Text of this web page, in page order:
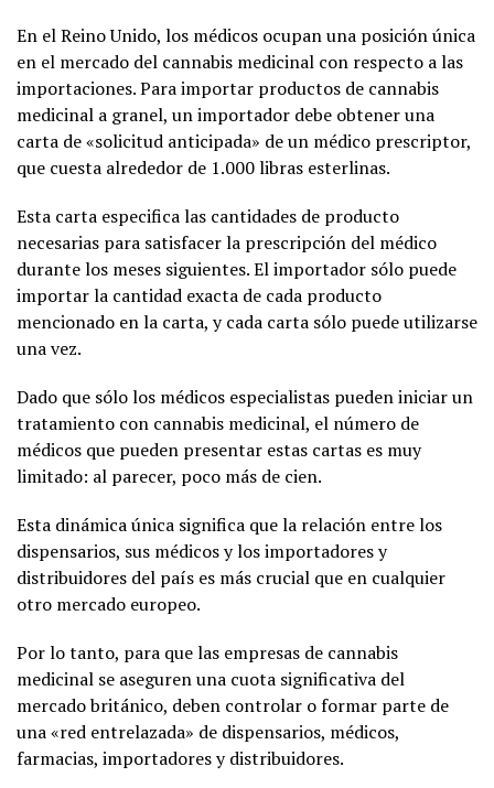
En el Reino Unido, los médicos ocupan una posición única
en el mercado del cannabis medicinal con respecto a las
importaciones. Para importar productos de cannabis
medicinal a granel, un importador debe obtener una
carta de «solicitud anticipada» de un médico prescriptor,
que cuesta alrededor de 1.000 libras esterlinas.
Esta carta especifica las cantidades de producto
necesarias para satisfacer la prescripción del médico
durante los meses siguientes. El importador sólo puede
importar la cantidad exacta de cada producto
mencionado en la carta, y cada carta sólo puede utilizarse
una vez.
Dado que sólo los médicos especialistas pueden iniciar un
tratamiento con cannabis medicinal, el número de
médicos que pueden presentar estas cartas es muy
limitado: al parecer, poco más de cien.
Esta dinámica única significa que la relación entre los
dispensarios, sus médicos y los importadores y
distribuidores del país es más crucial que en cualquier
otro mercado europeo.
Por lo tanto, para que las empresas de cannabis
medicinal se aseguren una cuota significativa del
mercado británico, deben controlar o formar parte de
una «red entrelazada» de dispensarios, médicos,
farmacias, importadores y distribuidores.